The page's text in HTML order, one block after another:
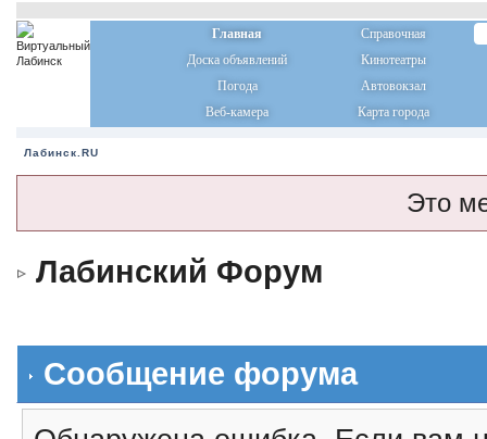
Главная
Справочная
Доска объявлений
Кинотеатры
Погода
Автовокзал
Веб-камера
Карта города
Лабинск.RU
Это
Лабинский Форум
Сообщение форума